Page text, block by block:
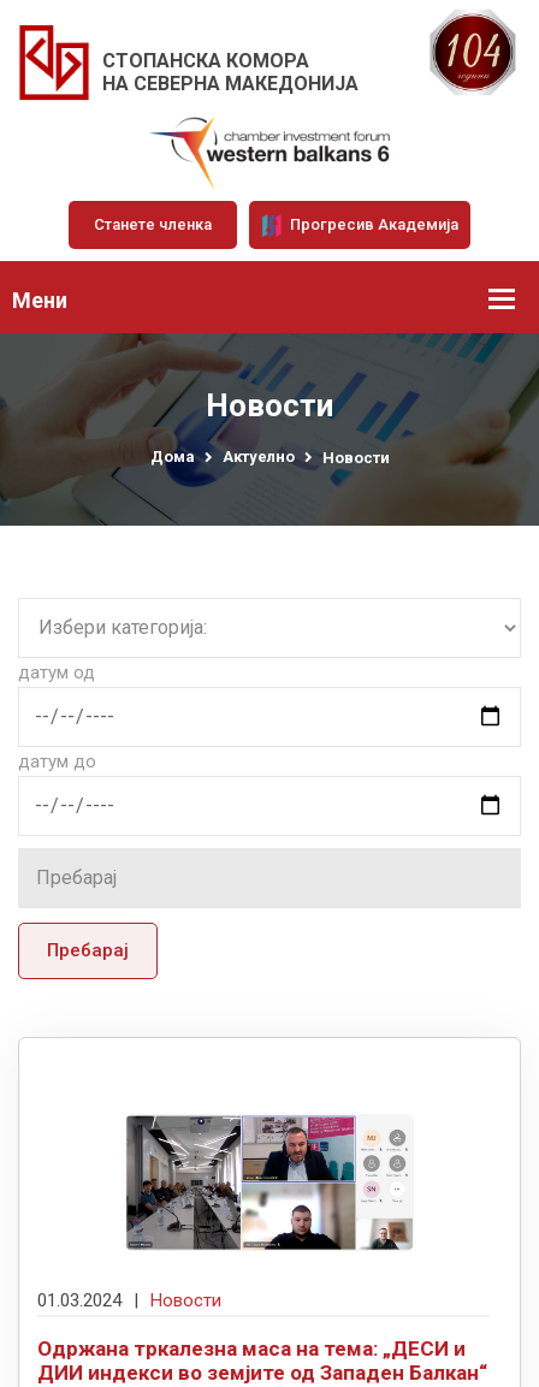
СТОПАНСКА КОМОРА
НА СЕВЕРНА МАКЕДОНИЈА
Станете членка Прогресив Академија
Мени
Новости
Дома Актуелно Новости
датум од
датум до
Пребарај
01.03.2024 | Новости
Одржана тркалезна маса на тема: „ДЕСИ и
ДИИ индекси во земјите од Западен Балкан“